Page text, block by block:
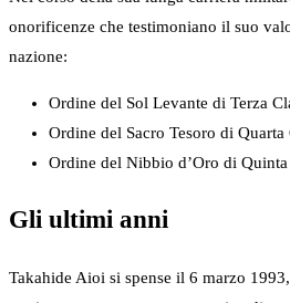
onorificenze che testimoniano il suo
nazione:
Ordine del Sol Levante di Terza
Ordine del Sacro Tesoro di Quarta
Ordine del Nibbio d’Oro di Quinta
Gli ultimi anni
Takahide Aioi si spense il 6 marzo